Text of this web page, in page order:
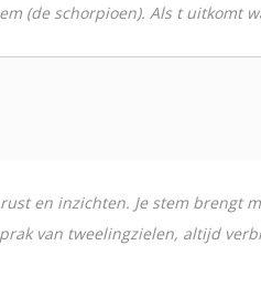
(de schorpioen). Als t uitkomt
en inzichten. Je stem brengt
van tweelingzielen, altijd